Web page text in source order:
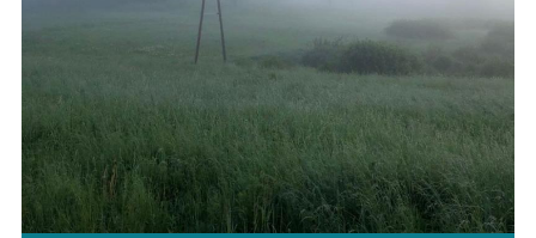
ThreadsFacebookYoutube
X Instagram
Flick TikTok